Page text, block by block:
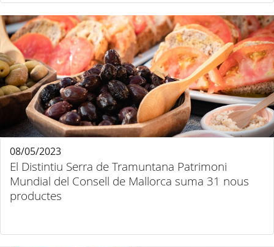
El Distintiu Serra de Tramuntana Patrimoni
Mundial del Consell de Mallorca suma 31 nous
productes
08/05/2023